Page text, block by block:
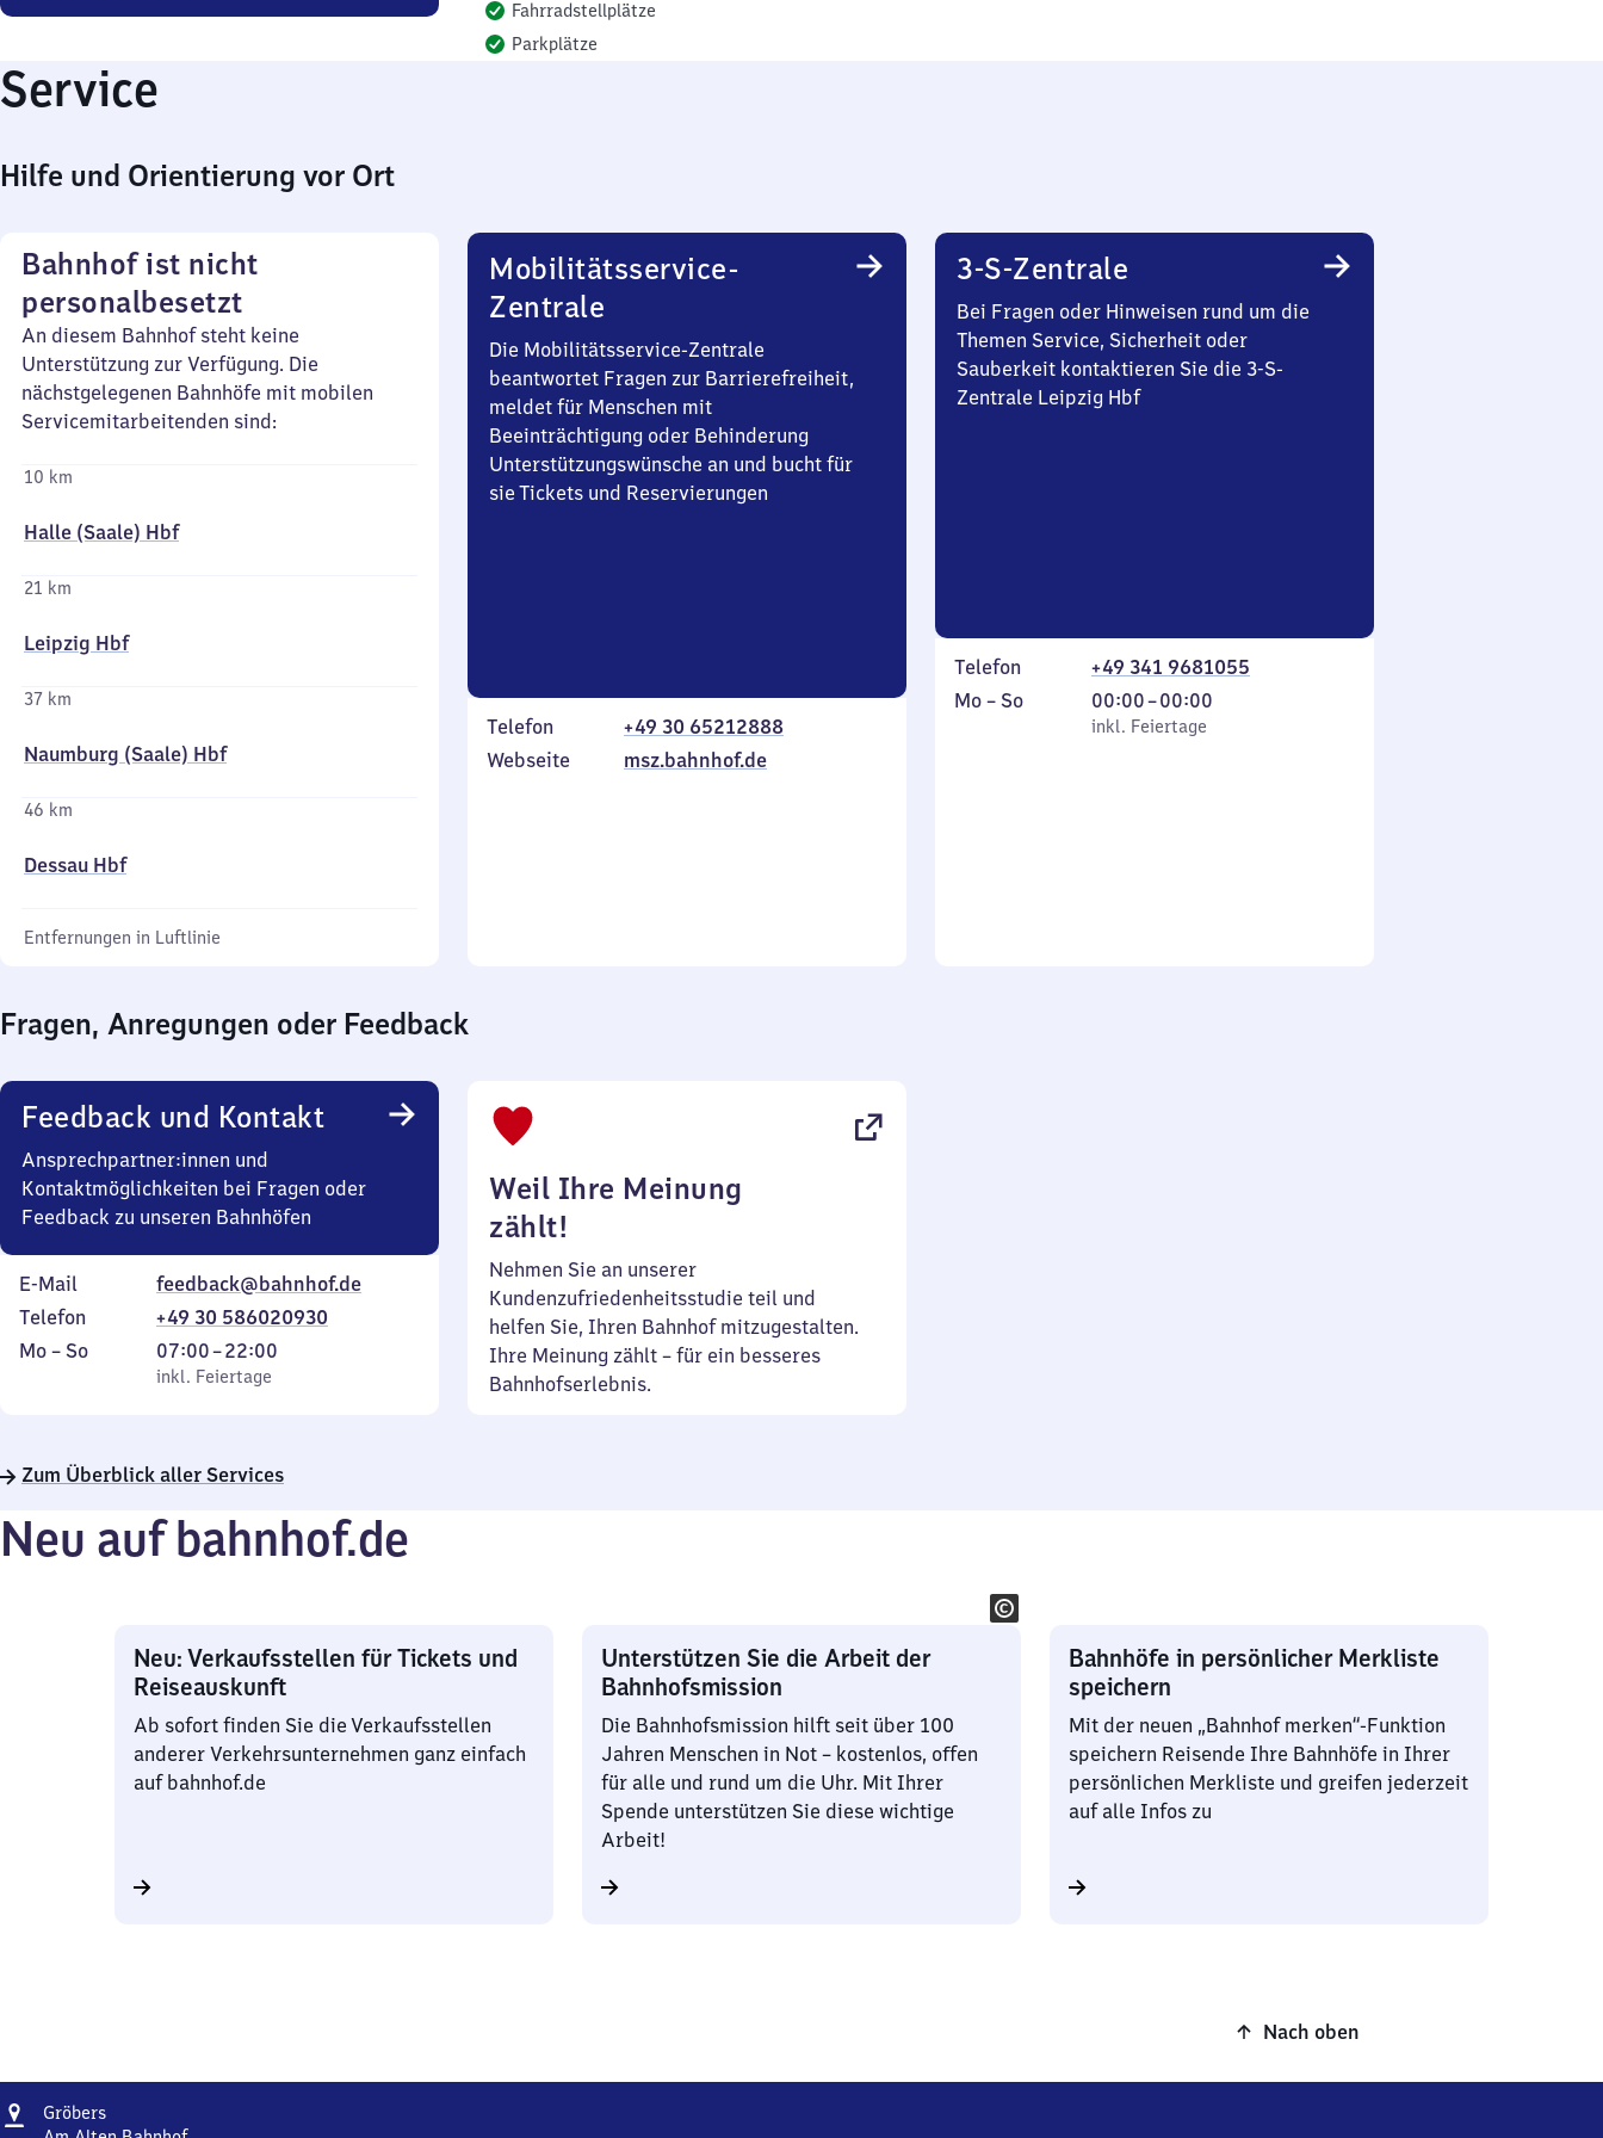
Fahrradstellplätze
Parkplätze
Service
Hilfe und Orientierung vor Ort
Bahnhof ist nicht
personalbesetzt
An diesem Bahnhof steht keine
Unterstützung zur Verfügung. Die
nächstgelegenen Bahnhöfe mit mobilen
Servicemitarbeitenden sind:
10 km
Halle (Saale) Hbf
21 km
Leipzig Hbf
37 km
Naumburg (Saale) Hbf
46 km
Dessau Hbf
Entfernungen in Luftlinie
Mobilitätsservice-
Zentrale
Die Mobilitätsservice-Zentrale
beantwortet Fragen zur Barrierefreiheit,
meldet für Menschen mit
Beeinträchtigung oder Behinderung
Unterstützungswünsche an und bucht für
sie Tickets und Reservierungen
Telefon
+49 30 65212888
Webseite
msz.bahnhof.de
3-S-Zentrale
Bei Fragen oder Hinweisen rund um die
Themen Service, Sicherheit oder
Sauberkeit kontaktieren Sie die 3-S-
Zentrale Leipzig Hbf
Telefon
+49 341 9681055
Montag
Mo – So,
inkl. Feiertage
00:00–00:00
Von
0
inkl. Feiertage
Fragen, Anregungen oder Feedback
Feedback und Kontakt
Ansprechpartner:innen und
Kontaktmöglichkeiten bei Fragen oder
Feedback zu unseren Bahnhöfen
E-Mail
feedback@bahnhof.de
Telefon
+49 30 586020930
Montag
Mo – So,
inkl. Feiertage
07:00–22:00
Von
7
22
inkl. Feiertage
Weil Ihre Meinung
zählt!
Nehmen Sie an unserer
Kundenzufriedenheitsstudie teil und
helfen Sie, Ihren Bahnhof mitzugestalten.
Ihre Meinung zählt – für ein besseres
Bahnhofserlebnis.
Zum Überblick aller Services
Neu auf bahnhof.de
Neu: Verkaufsstellen für Tickets und
Reiseauskunft
Ab sofort finden Sie die Verkaufsstellen
anderer Verkehrsunternehmen ganz einfach
auf bahnhof.de
Unterstützen Sie die Arbeit der
Bahnhofsmission
Die Bahnhofsmission hilft seit über 100
Jahren Menschen in Not – kostenlos, offen
für alle und rund um die Uhr. Mit Ihrer
Spende unterstützen Sie diese wichtige
Arbeit!
Bahnhöfe in persönlicher Merkliste
speichern
Mit der neuen „Bahnhof merken“-Funktion
speichern Reisende Ihre Bahnhöfe in Ihrer
persönlichen Merkliste und greifen jederzeit
auf alle Infos zu
Nach oben
Adresse
GröbersGröbers